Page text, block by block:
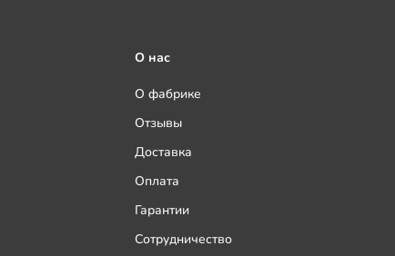
О нас
О фабрике
Отзывы
Доставка
Оплата
Гарантии
Сотрудничество